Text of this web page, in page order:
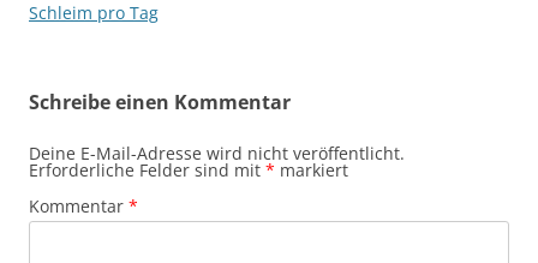
Schleim pro Tag
Schreibe einen Kommentar
Deine E-Mail-Adresse wird nicht veröffentlicht.
Erforderliche Felder sind mit * markiert
Kommentar *